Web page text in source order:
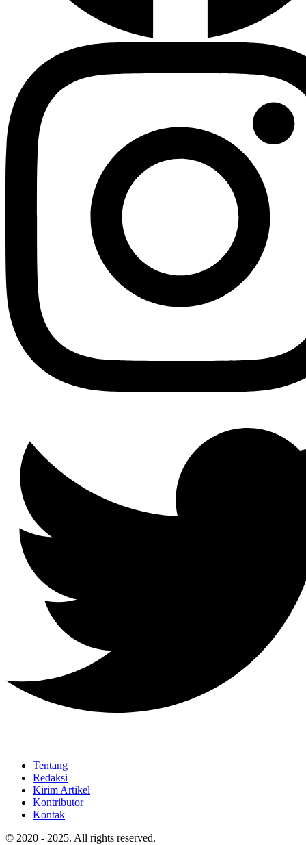
Tentang
Redaksi
Kirim Artikel
Kontributor
Kontak
© 2020 - 2025. All rights reserved.